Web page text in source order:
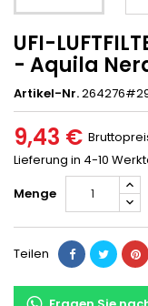
UFI-
- Aquila
Artikel-Nr.
9,43 €
Lieferung in 4-10
Menge
Teilen